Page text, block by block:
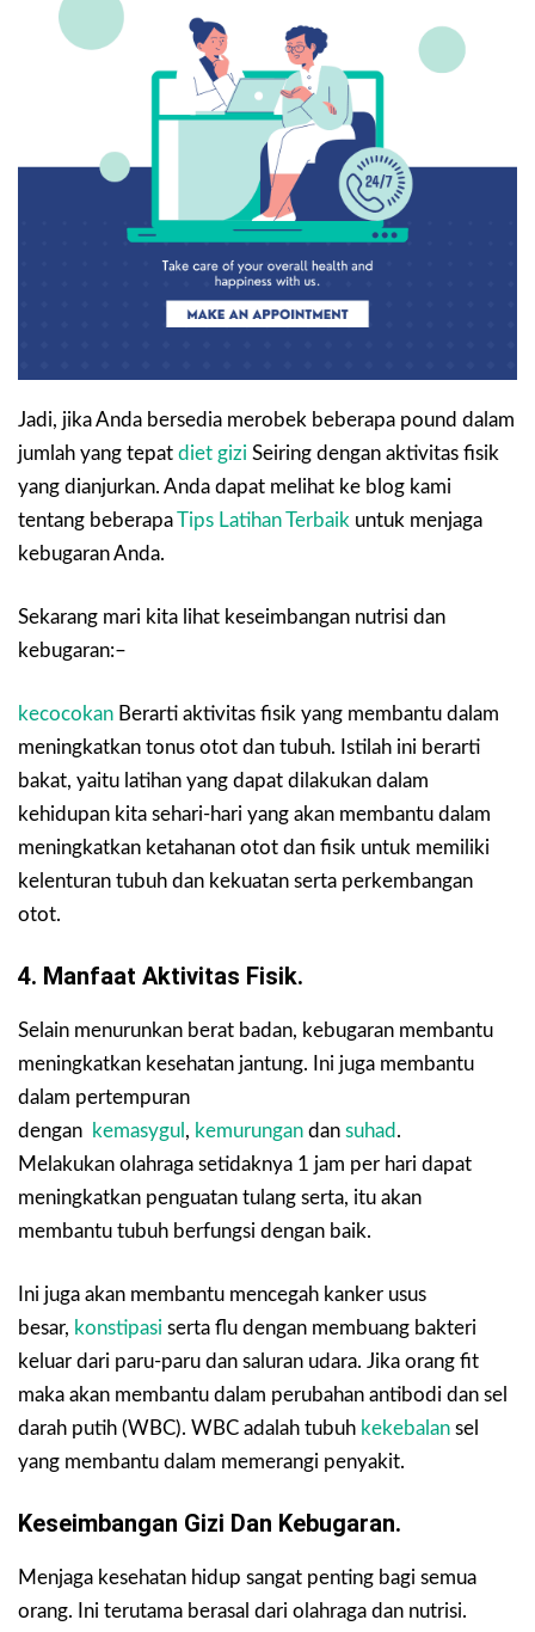
Jadi, jika Anda bersedia merobek beberapa pound dalam
jumlah yang tepat diet gizi Seiring dengan aktivitas fisik
yang dianjurkan. Anda dapat melihat ke blog kami
tentang beberapaTips Latihan Terbaik untuk menjaga
kebugaran Anda.
Sekarang mari kita lihat keseimbangan nutrisi dan
kebugaran:–
kecocokan Berarti aktivitas fisik yang membantu dalam
meningkatkan tonus otot dan tubuh. Istilah ini berarti
bakat, yaitu latihan yang dapat dilakukan dalam
kehidupan kita sehari-hari yang akan membantu dalam
meningkatkan ketahanan otot dan fisik untuk memiliki
kelenturan tubuh dan kekuatan serta perkembangan
otot.
4. Manfaat Aktivitas Fisik.
Selain menurunkan berat badan, kebugaran membantu
meningkatkan kesehatan jantung. Ini juga membantu
dalam pertempuran
dengan kemasygul , kemurungan dan suhad .
Melakukan olahraga setidaknya 1 jam per hari dapat
meningkatkan penguatan tulang serta, itu akan
membantu tubuh berfungsi dengan baik.
Ini juga akan membantu mencegah kanker usus
besar, konstipasi serta flu dengan membuang bakteri
keluar dari paru-paru dan saluran udara. Jika orang fit
maka akan membantu dalam perubahan antibodi dan sel
darah putih (WBC). WBC adalah tubuh kekebalan sel
yang membantu dalam memerangi penyakit.
Keseimbangan Gizi Dan Kebugaran.
Menjaga kesehatan hidup sangat penting bagi semua
orang. Ini terutama berasal dari olahraga dan nutrisi.